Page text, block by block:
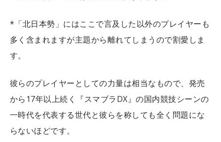
*「北日本勢」にはここで言及した以外のプレイヤーも
多く含まれますが主題から離れてしまうので割愛しま
す。
彼らのプレイヤーとしての力量は相当なもので、発売
から17年以上続く『スマブラDX』の国内競技シーンの
一時代を代表する世代と彼らを称しても全く問題にな
らないほどです。